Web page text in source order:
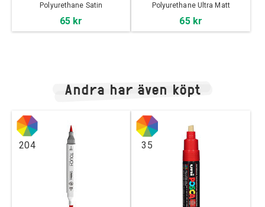
Polyurethane Satin
65 kr
Polyurethane Ultra Matt
65 kr
Andra har även köpt
204 35